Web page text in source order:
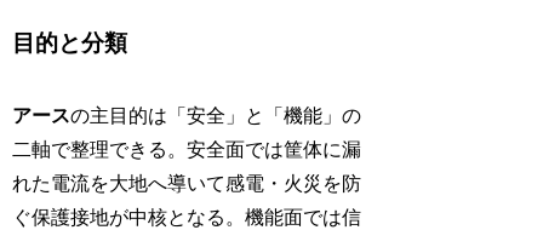
目的と分類
アースの主目的は「安全」と「機能」の
二軸で整理できる。安全面では筐体に漏
れた電流を大地へ導いて感電・火災を防
ぐ保護接地が中核となる。機能面では信